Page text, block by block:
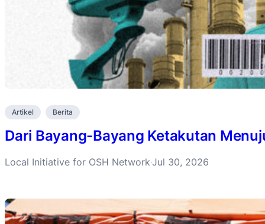
Artikel Berita
Dari Bayang-Bayang Ketakutan
Local Initiative for OSH Network·Jul 30, 2026